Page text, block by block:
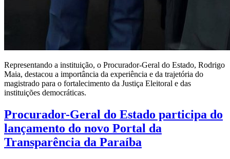
Representando a instituição, o Procurador-Geral do Estado, Rodrigo
Maia, destacou a importância da experiência e da trajetória do
magistrado para o fortalecimento da Justiça Eleitoral e das
instituições democráticas.
Procurador-Geral do Estado participa do
lançamento do novo Portal da
Transparência da Paraíba